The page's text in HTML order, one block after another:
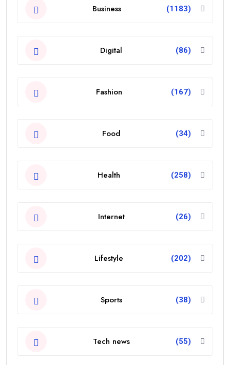
Business (1183)
Digital (86)
Fashion (167)
Food (34)
Health (258)
Internet (26)
Lifestyle (202)
Sports (38)
Tech news (55)